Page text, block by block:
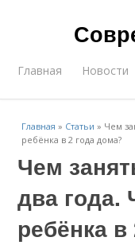
Главная Новости
Главная » Статьи » Чем
ребёнка в 2 года дома?
Чем
два года.
ребёнка